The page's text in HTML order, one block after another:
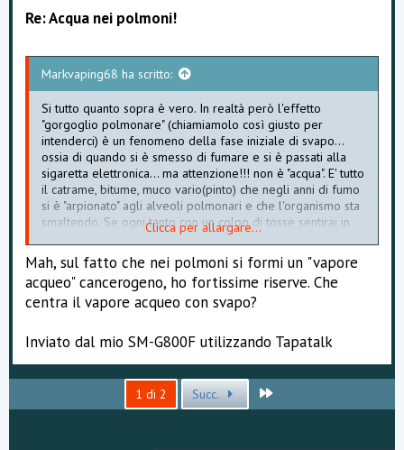
Re: Acqua nei polmoni!
Markvaping68 ha scritto:
Si tutto quanto sopra è vero. In realtà però l'effetto
"gorgoglio polmonare" (chiamiamolo così giusto per
intenderci) è un fenomeno della fase iniziale di svapo...
ossia di quando si è smesso di fumare e si è passati alla
sigaretta elettronica... ma attenzione!!! non è "acqua". E' tutto
il catrame, bitume, muco vario(pinto) che negli anni di fumo
si è "arpionato" agli alveoli polmonari e che l'organismo sta
smaltendo. Se ogni tanto con un colpo di tosse sentirai in
gola una sostanza gelliforme che una volta sputata scopri
essere di colore verde :shock:... tranquilli: è tutta salute!
Clicca per allargare...
Mah, sul fatto che nei polmoni si formi un "vapore
acqueo" cancerogeno, ho fortissime riserve. Che
centra il vapore acqueo con svapo?
Inviato dal mio SM-G800F utilizzando Tapatalk
1 di 2 Succ.